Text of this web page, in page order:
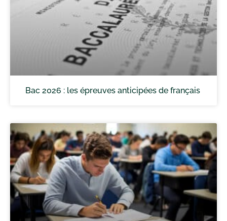
Bac 2026 : les épreuves anticipées de français